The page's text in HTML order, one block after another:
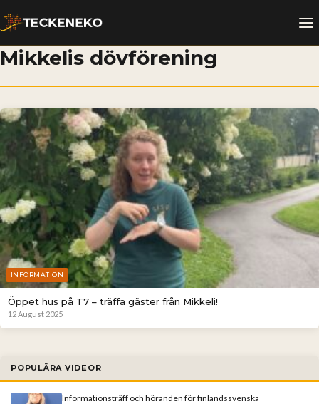
Mikkelis dövförening
INFORMATION
Öppet hus på T7 – träffa gäster från Mikkeli!
12 August 2025
POPULÄRA VIDEOR
Informationsträff och höranden för finlandssvenska